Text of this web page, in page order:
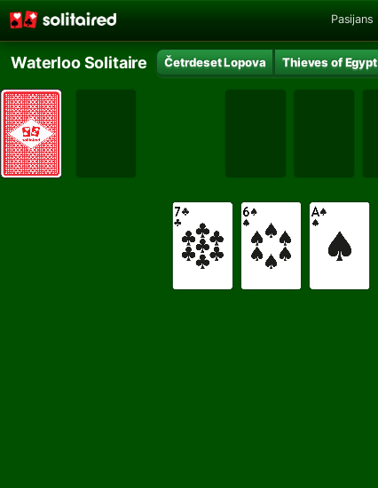
Pasijans
Waterloo Solitaire Četrdeset Lopova Thieves of Egypt